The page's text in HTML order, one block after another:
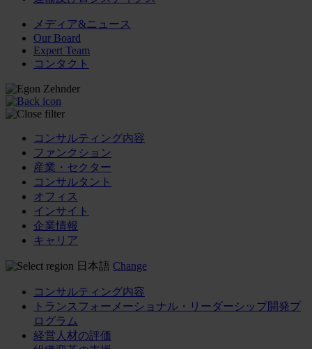
メディア&ニュース
Our Board
Expert Team
コンタクト
コンサルティング内容
ファンクション
産業・セクター
コンサルタント
オフィス
インサイト
企業情報
キャリア
日本語 Change
コンサルティング内容
トランスフォーメーショナル・リーダーシップ開発プ
ログラム
経営人材の評価